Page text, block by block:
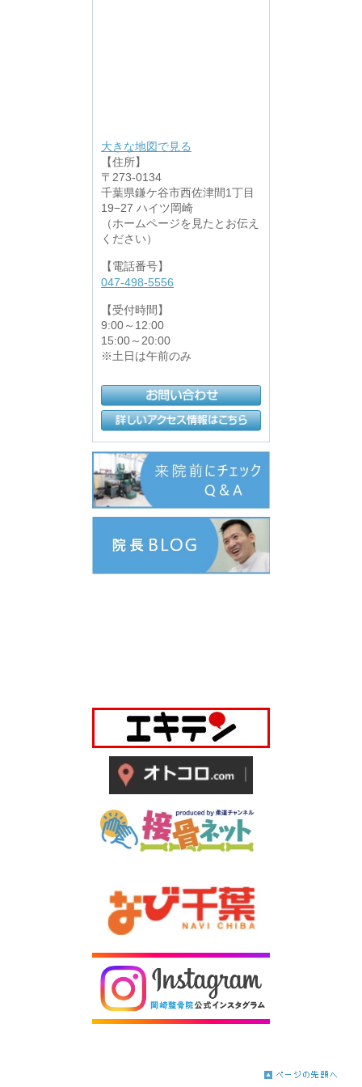
大きな地図で見る
【住所】
〒273-0134
千葉県鎌ケ谷市西佐津間1丁目
19−27 ハイツ岡崎
（ホームページを見たとお伝え
ください）
【電話番号】
047-498-5556
【受付時間】
9:00～12:00
15:00～20:00
※土日は午前のみ